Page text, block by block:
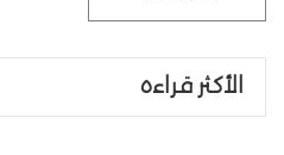
الأكثر قراءه